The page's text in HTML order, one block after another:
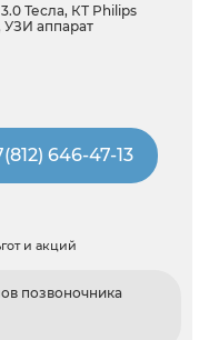
Тесла, КТ Philips
УЗИ аппарат
646-47-13
и акций
позвоночника